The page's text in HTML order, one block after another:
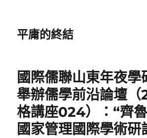
平庸的終結
國際儒聯山東年夜學
舉辦儒學前沿論壇（
格講座024）：“齊
國家管理國際學術研